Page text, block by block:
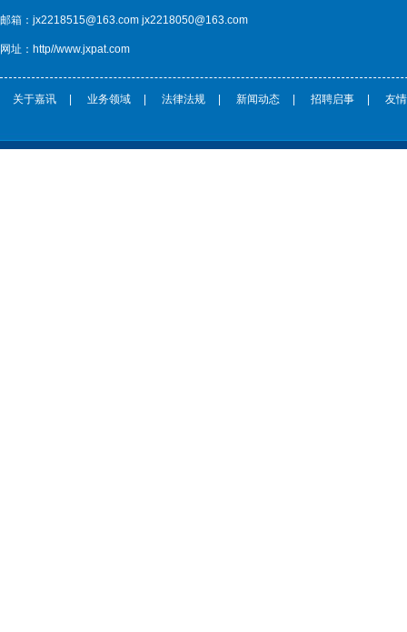
邮箱：jx2218515@163.com jx2218050@163.com
网址：http//www.jxpat.com
关于嘉讯 业务领域 法律法规 新闻动态 招聘启事 友